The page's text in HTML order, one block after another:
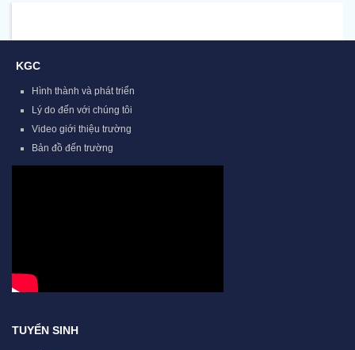
KGC
Hình thành và phát triển
Lý do đến với chúng tôi
Video giới thiệu trường
Bản đồ đến trường
TUYỂN SINH